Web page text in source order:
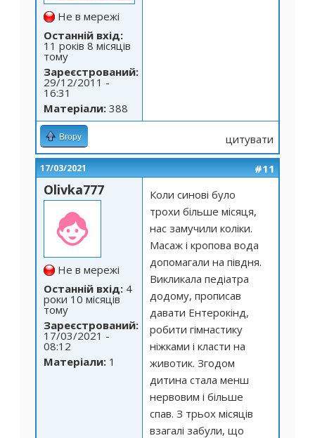
Не в мережі
Останній вхід:
11 років 8 місяців
тому
Зареєстрований:
29/12/2011 -
16:31
Матеріали: 388
Вгору цитувати
17/03/2021 #11
Olivka777
Не в мережі
Останній вхід: 4
роки 10 місяців
тому
Зареєстрований:
17/03/2021 -
08:12
Матеріали: 1
Коли синові було
трохи більше місяця,
наc замучили коліки.
Масаж і кропова вода
допомагали на півдня.
Викликала педіатра
додому, прописав
давати Ентерокінд,
робити гімнастику
ніжками і класти на
животик. Згодом
дитина стала менш
нервовим і більше
спав. З трьох місяців
взагалі забули, що